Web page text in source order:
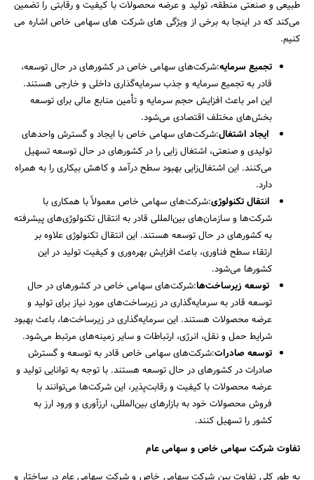
جستجو
طبیعی و صنعتی منطقه، تولید و عرضه محصولات با کیفیت و رقابتی را تضمین
می‌کند که در اینجا به برخی از ویژگی های شرکت های سهامی خاص اشاره می
کنیم.
تجمیع سرمایه:شرکت‌های سهامی خاص در کشورهای در حال توسعه،
قادر به تجمیع سرمایه و جذب سرمایه‌گذاری داخلی و خارجی هستند.
این امر باعث افزایش حجم سرمایه و تأمین منابع مالی برای توسعه
بخش‌های مختلف اقتصادی می‌شود.
ایجاد اشتغال:شرکت‌های سهامی خاص با ایجاد و گسترش واحدهای
تولیدی و صنعتی، اشتغال زایی را در کشورهای در حال توسعه تسهیل
می‌کنند. این اشتغال‌زایی بهبود سطح درآمد و کاهش بیکاری را به همراه
دارد.
انتقال تکنولوژی:شرکت‌های سهامی خاص معمولاً با همکاری با
شرکت‌ها و سازمان‌های بین‌المللی قادر به انتقال تکنولوژی‌های پیشرفته
به کشورهای در حال توسعه هستند. این انتقال تکنولوژی علاوه بر
ارتقاء سطح فناوری، باعث افزایش بهره‌وری و کیفیت تولید در این
کشورها می‌شود.
توسعه زیرساخت‌ها:شرکت‌های سهامی خاص در کشورهای در حال
توسعه قادر به سرمایه‌گذاری در زیرساخت‌های مورد نیاز برای تولید و
عرضه محصولات هستند. این سرمایه‌گذاری در زیرساخت‌ها، باعث بهبود
شرایط حمل و نقل، انرژی، ارتباطات و سایر زمینه‌های مرتبط می‌شود.
توسعه صادرات:شرکت‌های سهامی خاص قادر به توسعه و گسترش
صادرات در کشورهای در حال توسعه هستند. با توجه به توانایی تولید و
عرضه محصولات با کیفیت و رقابت‌پذیر، این شرکت‌ها می‌توانند با
فروش محصولات خود به بازارهای بین‌المللی، ارزآوری و ورود ارز به
کشور را تسهیل کنند.
تفاوت شرکت سهامی خاص و سهامی عام